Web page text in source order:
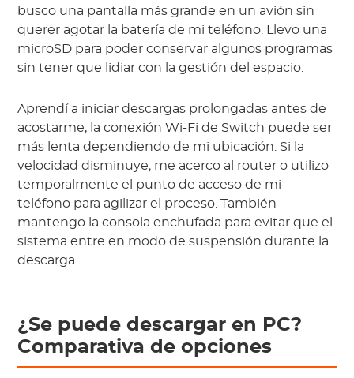
busco una pantalla más grande en un avión sin
querer agotar la batería de mi teléfono. Llevo una
microSD para poder conservar algunos programas
sin tener que lidiar con la gestión del espacio.
Aprendí a iniciar descargas prolongadas antes de
acostarme; la conexión Wi-Fi de Switch puede ser
más lenta dependiendo de mi ubicación. Si la
velocidad disminuye, me acerco al router o utilizo
temporalmente el punto de acceso de mi
teléfono para agilizar el proceso. También
mantengo la consola enchufada para evitar que el
sistema entre en modo de suspensión durante la
descarga.
¿Se puede descargar en PC?
Comparativa de opciones